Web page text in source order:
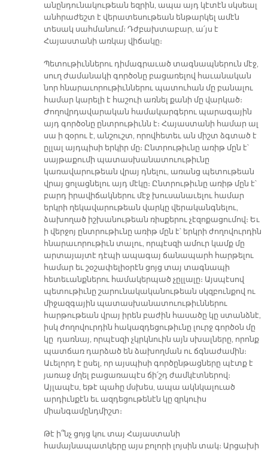
անընդունակութեան եզրին, ապա այդ կէտէն սկսեալ
անհրաժեշտ է վերատեսութեան ենթարկել ամէն
տեսակ սահմանում։ Դժբախտաբար, ա՛յս է
Հայաստանի առկայ վիճակը։
Պետութիւններու դիմագրաւած տագնապներուն մէջ,
սուղ ժամանակի գործօնը բացառելով հաւանական
նոր հնարաւորութիւններու պատուհան մը բանալու
համար կարելի է հաշուի առնել քանի մը վարկած։
Ժողովրդավարական համակարգերու պարագային
այդ գործօնը ընտրութիւնն է։ Հայաստանի համար ալ
սա ի զօրու է, անշուշտ, որովհետեւ ան միշտ ձգտած է
ըլլալ այդպիսի երկիր մը։ Ընտրութիւնը առիթ մըն է՝
սայթաքումի պատասխանատուութիւնը
կառավարութեան վրայ դնելու, առանց պետութեան
վրայ ցոլացնելու այդ մէկը։ Ընտրութիւնը առիթ մըն է՝
բարդ իրավիճակներու մէջ խուսանաւելու համար
երկրի ղեկավարութեան վարկը վերականգնելու,
ձախողած իշխանութեան ռիսքերու չէզոքացումով։ Եւ
ի վերջոյ ընտրութիւնը առիթ մըն է՝ երկրի ժողովուրդին
հնարաւորութիւն տալու, որպէսզի ամուր կամք մը
արտայայտէ դէպի ապագայ ճանապարհ հարթելու
համար եւ շօշափելիօրէն ցոյց տայ տագնապի
հետեւանքներու համակերպած չըլլալը։ Այսպէսով
պետութիւնը շարունակականութեան սկզբունքով ու
միջազգային պատասխանատուութիւններու
հարթութեան վրայ իրեն բաժին հասածը կը ստանձնէ,
իսկ ժողովուրդին հակազդեցութիւնը լուրջ գործօն մը
կը դառնայ, որպէսզի չկրկնուին այն սխալները, որոնք
պատճառ դարձած են ձախողման ու ճգնաժամին։
Աւելորդ է ըսել, որ այսպիսի գործընթացները պէտք է
յառաջ մղել բացառապէս ճի՛շդ ժամկէտներով։
Այլապէս, եթէ պահը մսխես, ապա ակնկալուած
արդիւնքէն եւ ազդեցութենէն կը զրկուիս
միանգամընդմիշտ։
Թէ ի՞նչ ցոյց կու տայ Հայաստանի
համայնապատկերը այս բոլորի լոյսին տակ։ Արցախի